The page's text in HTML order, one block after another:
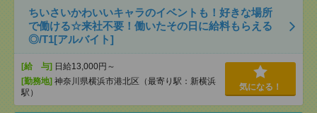
ちいさいかわいいキャラのイベントも！好きな場所
で働ける☆来社不要！働いたその日に給料もらえる
◎/T1[アルバイト]
[給 与] 日給13,000円～
[勤務地] 神奈川県横浜市港北区（最寄り駅：新横浜
駅）
気になる！